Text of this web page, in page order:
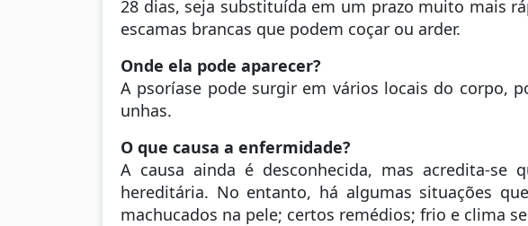
28 dias, seja substituída em um prazo muito mais
escamas brancas que podem coçar ou arder.
Onde ela pode aparecer?
A psoríase pode surgir em vários locais do corpo,
unhas.
O que causa a enfermidade?
A causa ainda é desconhecida, mas acredita-
hereditária. No entanto, há algumas situações
machucados na pele; certos remédios; frio e clima